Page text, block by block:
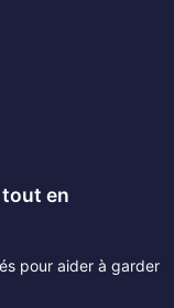
en
pour aider à garder